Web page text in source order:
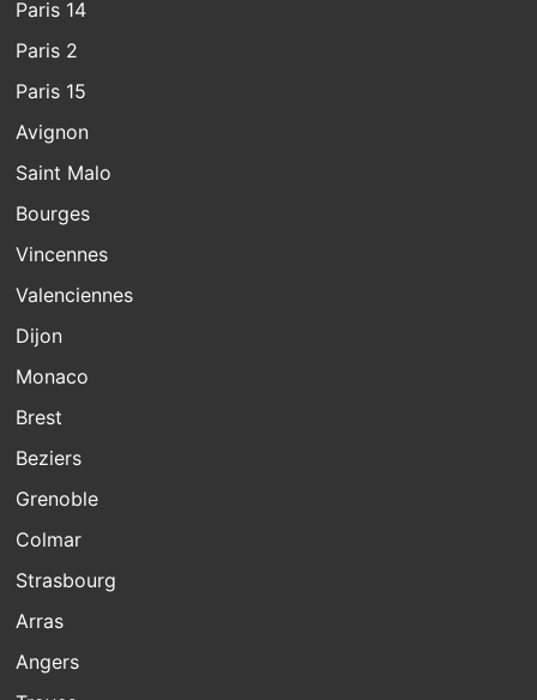
Paris 14
Paris 2
Paris 15
Avignon
Saint Malo
Bourges
Vincennes
Valenciennes
Dijon
Monaco
Brest
Beziers
Grenoble
Colmar
Strasbourg
Arras
Angers